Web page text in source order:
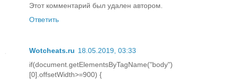
Этот комментарий был удален автором.
Ответить
Wotcheats.ru 18.05.2019, 03:33
if(document.getElementsByTagName("body")
[0].offsetWidth>=900) {